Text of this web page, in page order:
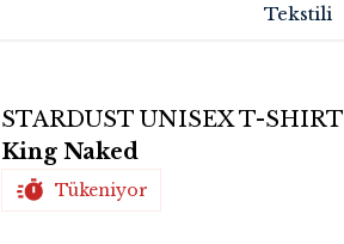
Tekstili
STARDUST UNISEX T-SHIRT
King Naked
Tükeniyor